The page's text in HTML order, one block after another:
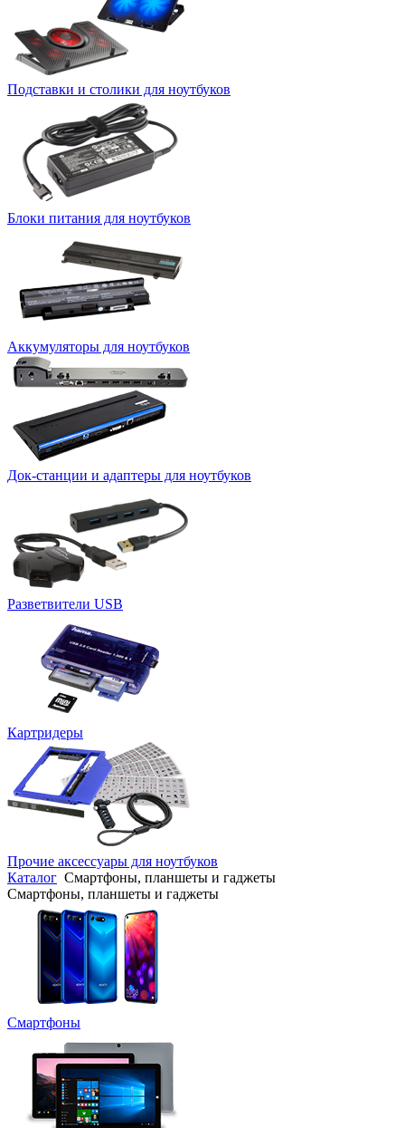
Подставки и столики для ноутбуков
Блоки питания для ноутбуков
Аккумуляторы для ноутбуков
Док-станции и адаптеры для ноутбуков
Разветвители USB
Картридеры
Прочие аксессуары для ноутбуков
Каталог Смартфоны, планшеты и гаджеты
Смартфоны, планшеты и гаджеты
Смартфоны